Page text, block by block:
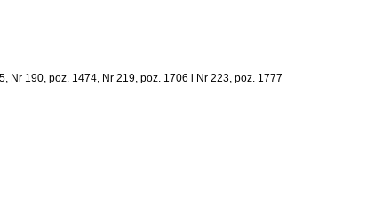
Nr 190, poz. 1474, Nr 219, poz. 1706 i Nr 223, poz. 1777